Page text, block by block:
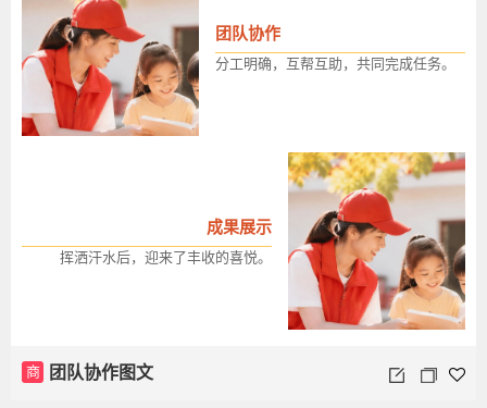
团队协作
分工明确，互帮互助，共同完成任务。
成果展示
挥洒汗水后，迎来了丰收的喜悦。
商 团队协作图文